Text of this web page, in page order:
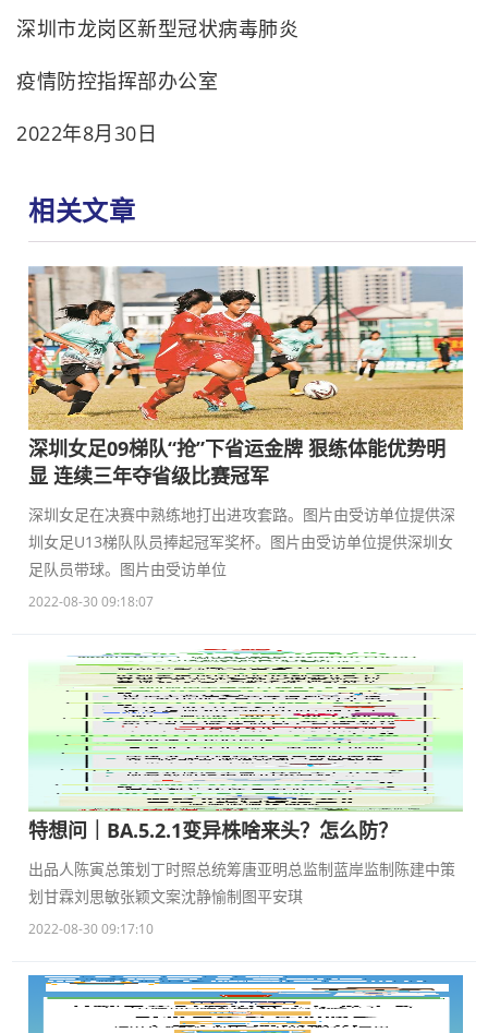
深圳市龙岗区新型冠状病毒肺炎
疫情防控指挥部办公室
2022年8月30日
相关文章
深圳女足09梯队“抢”下省运金牌 狠练体能优势明
显 连续三年夺省级比赛冠军
深圳女足在决赛中熟练地打出进攻套路。图片由受访单位提供深
圳女足U13梯队队员捧起冠军奖杯。图片由受访单位提供深圳女
足队员带球。图片由受访单位
2022-08-30 09:18:07
特想问｜BA.5.2.1变异株啥来头？怎么防？
出品人陈寅总策划丁时照总统筹唐亚明总监制蓝岸监制陈建中策
划甘霖刘思敏张颖文案沈静愉制图平安琪
2022-08-30 09:17:10